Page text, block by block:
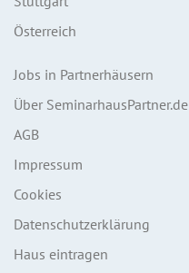
Österreich
Jobs in Partnerhäusern
Über SeminarhausPartner.de
AGB
Impressum
Cookies
Datenschutzerklärung
Haus eintragen